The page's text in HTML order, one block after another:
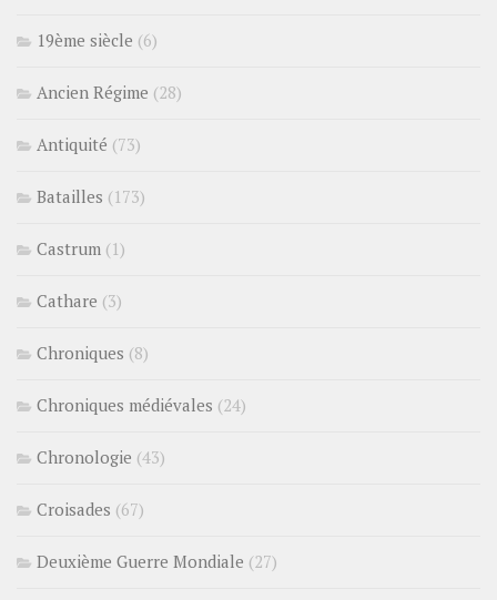
19ème siècle (6)
Ancien Régime (28)
Antiquité (73)
Batailles (173)
Castrum (1)
Cathare (3)
Chroniques (8)
Chroniques médiévales (24)
Chronologie (43)
Croisades (67)
Deuxième Guerre Mondiale (27)